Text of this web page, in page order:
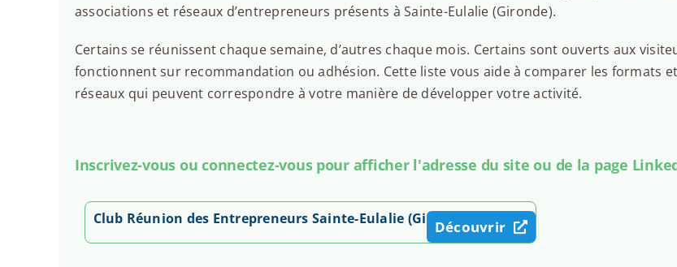
associations et réseaux d’entrepreneurs présents à Sainte-Eulalie (Gironde).
Certains se réunissent chaque semaine, d’autres chaque mois. Certains sont ouverts aux
fonctionnent sur recommandation ou adhésion. Cette liste vous aide à comparer les formats
réseaux qui peuvent correspondre à votre manière de développer votre activité.
Inscrivez-vous ou connectez-vous pour afficher l'adresse du site ou de la page
Club Réunion des Entrepreneurs Sainte-Eulalie (Gironde)Découvrir